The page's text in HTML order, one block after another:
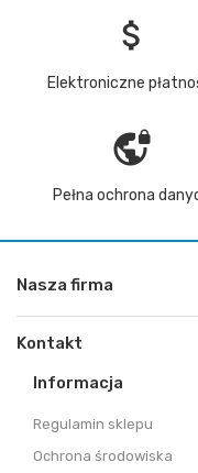
attach_money
Elektroniczne
vpn_lock
Pełna ochrona
Nasza firma
Kontakt
Informacja
Regulamin sklepu
Ochrona środowiska